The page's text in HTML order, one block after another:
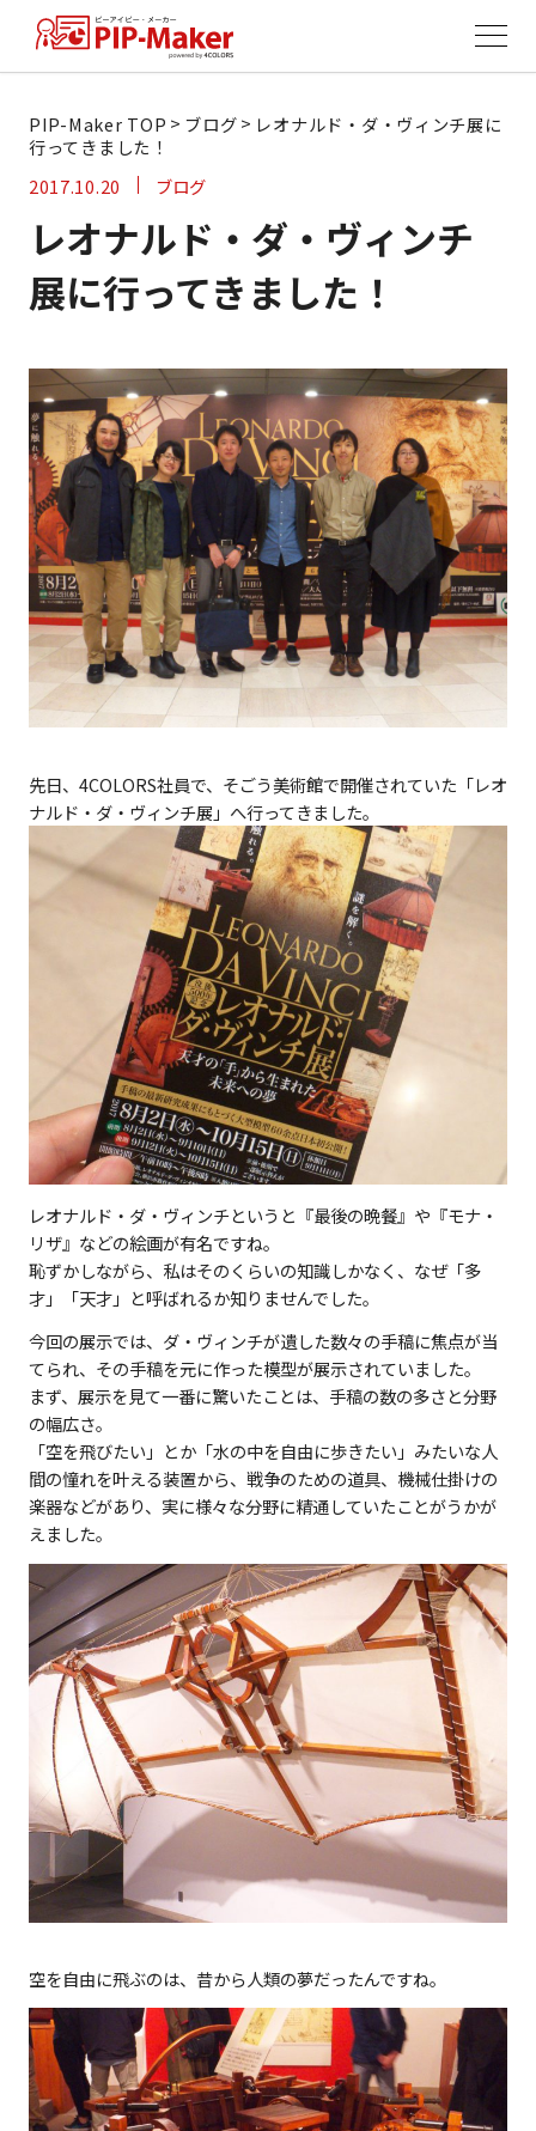
PIP-Maker TOP > ブログ> レオナルド・ダ・ヴィンチ展に
行ってきました！
2017.10.20
ブログ
レオナルド・ダ・ヴィンチ
展に行ってきました！
先日、4COLORS社員で、そごう美術館で開催されていた「レオ
ナルド・ダ・ヴィンチ展」へ行ってきました。
レオナルド・ダ・ヴィンチというと『最後の晩餐』や『モナ・
リザ』などの絵画が有名ですね。
恥ずかしながら、私はそのくらいの知識しかなく、なぜ「多
才」「天才」と呼ばれるか知りませんでした。
今回の展示では、ダ・ヴィンチが遺した数々の手稿に焦点が当
てられ、その手稿を元に作った模型が展示されていました。
まず、展示を見て一番に驚いたことは、手稿の数の多さと分野
の幅広さ。
「空を飛びたい」とか「水の中を自由に歩きたい」みたいな人
間の憧れを叶える装置から、戦争のための道具、機械仕掛けの
楽器などがあり、実に様々な分野に精通していたことがうかが
えました。
空を自由に飛ぶのは、昔から人類の夢だったんですね。